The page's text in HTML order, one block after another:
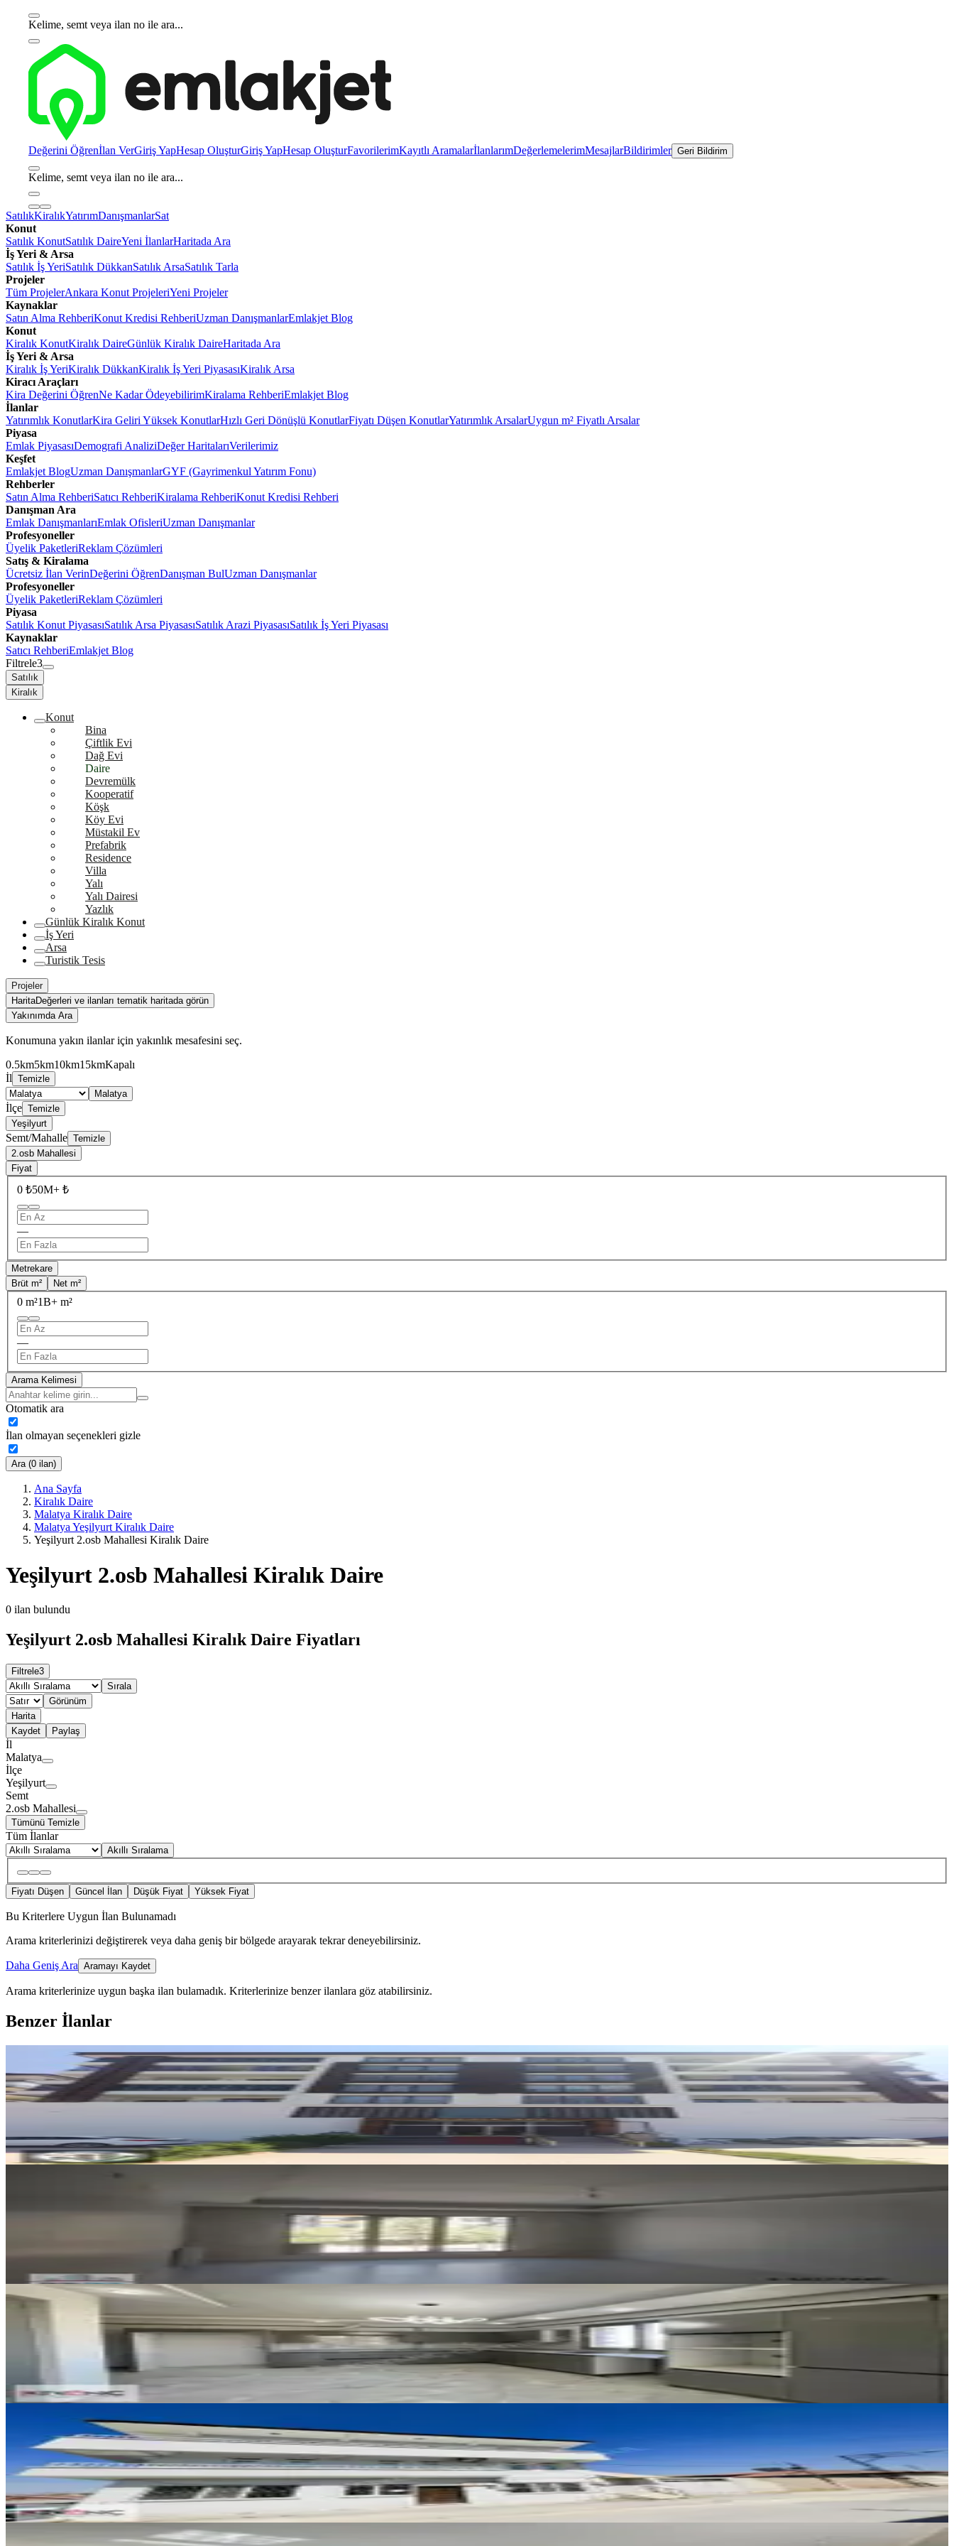
Kelime, semt veya ilan no ile ara...
Değerini Öğrenİlan VerGiriş YapHesap OluşturGiriş YapHesap OluşturFavorilerimKayıtlı AramalarİlanlarımDeğerlemelerimMesajlarBildirimler Geri Bildirim
Kelime, semt veya ilan no ile ara...
SatılıkKiralıkYatırımDanışmanlarSat
Konut
Satılık KonutSatılık DaireYeni İlanlarHaritada Ara
İş Yeri & Arsa
Satılık İş YeriSatılık DükkanSatılık ArsaSatılık Tarla
Projeler
Tüm ProjelerAnkara Konut ProjeleriYeni Projeler
Kaynaklar
Satın Alma RehberiKonut Kredisi RehberiUzman DanışmanlarEmlakjet Blog
Konut
Kiralık KonutKiralık DaireGünlük Kiralık DaireHaritada Ara
İş Yeri & Arsa
Kiralık İş YeriKiralık DükkanKiralık İş Yeri PiyasasıKiralık Arsa
Kiracı Araçları
Kira Değerini ÖğrenNe Kadar ÖdeyebilirimKiralama RehberiEmlakjet Blog
İlanlar
Yatırımlık KonutlarKira Geliri Yüksek KonutlarHızlı Geri Dönüşlü KonutlarFiyatı Düşen KonutlarYatırımlık ArsalarUygun m² Fiyatlı Arsalar
Piyasa
Emlak PiyasasıDemografi AnaliziDeğer HaritalarıVerilerimiz
Keşfet
Emlakjet BlogUzman DanışmanlarGYF (Gayrimenkul Yatırım Fonu)
Rehberler
Satın Alma RehberiSatıcı RehberiKiralama RehberiKonut Kredisi Rehberi
Danışman Ara
Emlak DanışmanlarıEmlak OfisleriUzman Danışmanlar
Profesyoneller
Üyelik PaketleriReklam Çözümleri
Satış & Kiralama
Ücretsiz İlan VerinDeğerini ÖğrenDanışman BulUzman Danışmanlar
Profesyoneller
Üyelik PaketleriReklam Çözümleri
Piyasa
Satılık Konut PiyasasıSatılık Arsa PiyasasıSatılık Arazi PiyasasıSatılık İş Yeri Piyasası
Kaynaklar
Satıcı RehberiEmlakjet Blog
Filtrele3
Satılık
Kiralık
Konut
Bina
Çiftlik Evi
Dağ Evi
Daire
Devremülk
Kooperatif
Köşk
Köy Evi
Müstakil Ev
Prefabrik
Residence
Villa
Yalı
Yalı Dairesi
Yazlık
Günlük Kiralık Konut
İş Yeri
Arsa
Turistik Tesis
Projeler
HaritaDeğerleri ve ilanları tematik haritada görün
Yakınımda Ara
Konumuna yakın ilanlar için yakınlık mesafesini seç.
0.5km5km10km15kmKapalı
İl Temizle
Malatya
İlçe Temizle
Yeşilyurt
Semt/Mahalle Temizle
2.osb Mahallesi
Fiyat
0 ₺50M+ ₺
—
Metrekare
Brüt m²
Net m²
0 m²1B+ m²
—
Arama Kelimesi
Otomatik ara
İlan olmayan seçenekleri gizle
Ara (0 ilan)
Ana Sayfa
Kiralık Daire
Malatya Kiralık Daire
Malatya Yeşilyurt Kiralık Daire
Yeşilyurt 2.osb Mahallesi Kiralık Daire
Yeşilyurt 2.osb Mahallesi Kiralık Daire
0 ilan bulundu
Yeşilyurt 2.osb Mahallesi Kiralık Daire Fiyatları
Filtrele3
Sırala
Görünüm
Harita
Kaydet
Paylaş
İl
Malatya
İlçe
Yeşilyurt
Semt
2.osb Mahallesi
Tümünü Temizle
Tüm İlanlar
Akıllı Sıralama
Fiyatı Düşen Güncel İlan Düşük Fiyat Yüksek Fiyat
Bu Kriterlere Uygun İlan Bulunamadı
Arama kriterlerinizi değiştirerek veya daha geniş bir bölgede arayarak tekrar deneyebilirsiniz.
Daha Geniş Ara Aramayı Kaydet
Arama kriterlerinize uygun başka ilan bulamadık. Kriterlerinize benzer ilanlara göz atabilirsiniz.
Benzer İlanlar
Batur Gayrimenkul'den Fahrikayahan'da Kiralık Daire
Yeşilyurt, Çilesiz Mahallesi
24.000 ₺
BTR gayrimenkulCİHAT BATUR
Yeşilyurt, İnönü Mahallesi
Kıvanç Gayrimenkul 'den Bostanbaşında Kiralık 3+1 Sıfır Daire
Yeşilyurt, Bostanbaşı Mahallesi
3+1
26.000 ₺
KIVANÇ GAYRİMENKUL
Kıvanç Gayrimenkul'den Yeşiltepe De Kiralık Daire
Yeşilyurt, Yeşilkaynak Mahallesi
3+1·130 m²·Düz Giriş (Zemin)·06.08.2026
16.000 ₺
KIVANÇ GAYRİMENKUL KIVANÇ YILDIRIM
Ara